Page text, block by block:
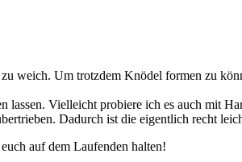
Um trotzdem Knödel formen zu
Vielleicht probiere ich es auch mit
Dadurch ist die eigentlich recht
auf dem Laufenden halten!